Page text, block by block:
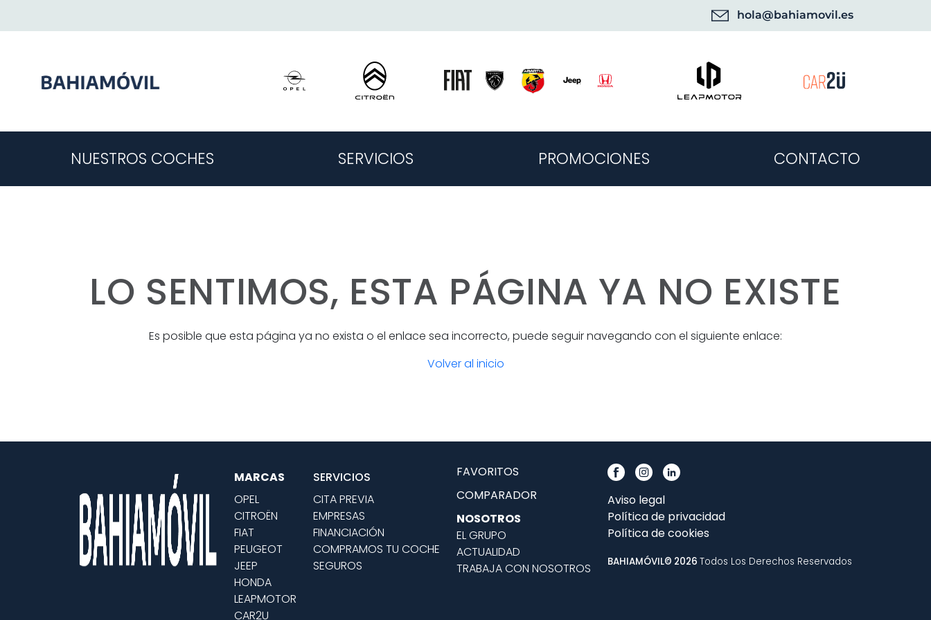
hola@bahiamovil.es
NUESTROS COCHES SERVICIOS PROMOCIONES CONTACTO
LO SENTIMOS, ESTA PÁGINA YA NO EXISTE
Es posible que esta página ya no exista o el enlace sea incorrecto, puede seguir navegando con el siguiente enlace:
Volver al inicio
MARCAS
OPEL
CITROËN
FIAT
PEUGEOT
JEEP
HONDA
LEAPMOTOR
CAR2U
SERVICIOS
CITA PREVIA
EMPRESAS
FINANCIACIÓN
COMPRAMOS TU COCHE
SEGUROS
FAVORITOS
COMPARADOR
NOSOTROS
EL GRUPO
ACTUALIDAD
TRABAJA CON NOSOTROS
Aviso legal
Política de privacidad
Política de cookies
BAHIAMÓVIL© 2026 Todos Los Derechos Reservados